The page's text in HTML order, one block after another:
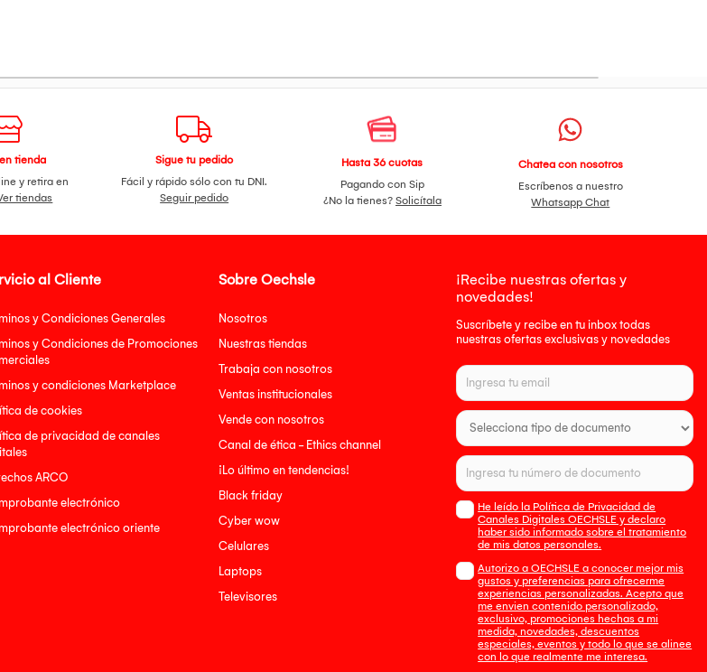
tienda
y retira en
tiendas
Sigue tu pedido
Fácil y rápido sólo con tu DNI.
Seguir pedido
Hasta 36 cuotas
Pagando con Sip
¿No la tienes? Solicítala
Chatea con nosotros
Escríbenos a nuestro
Whatsapp Chat
al Cliente
y Condiciones Generales
y Condiciones de Promociones
y condiciones Marketplace
de cookies
de privacidad de canales
ARCO
electrónico
electrónico oriente
Sobre Oechsle
Nosotros
Nuestras tiendas
Trabaja con nosotros
Ventas institucionales
Vende con nosotros
Canal de ética - Ethics channel
¡Lo último en tendencias!
Black friday
Cyber wow
Celulares
Laptops
Televisores
¡Recibe nuestras ofertas y
novedades!
Suscríbete y recibe en tu inbox todas
nuestras ofertas exclusivas y novedades
He leído la Política de Privacidad de
Canales Digitales OECHSLE y declaro
haber sido informado sobre el tratamiento
de mis datos personales.
Autorizo a OECHSLE a conocer mejor mis
gustos y preferencias para ofrecerme
experiencias personalizadas. Acepto que
me envien contenido personalizado,
exclusivo, promociones hechas a mi
medida, novedades, descuentos
especiales, eventos y todo lo que se alinee
con lo que realmente me interesa.